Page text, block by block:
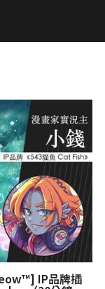
寫課
寫課
體驗遊學
10/01-
購
IP品牌插